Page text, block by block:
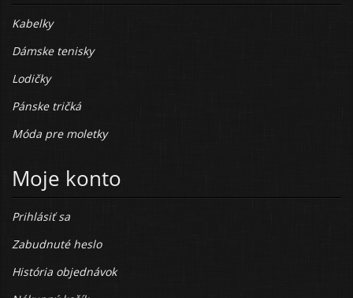
Kabelky
Dámske tenisky
Lodičky
Pánske tričká
Móda pre moletky
Moje konto
Prihlásiť sa
Zabudnuté heslo
História objednávok